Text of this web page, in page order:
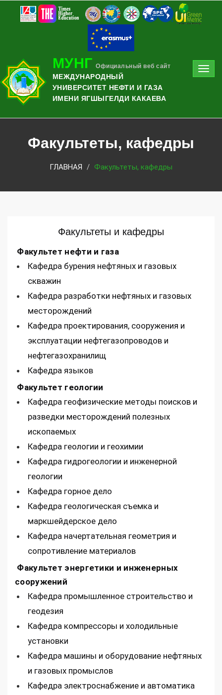
МУНГ Официальный веб сайт
МЕЖДУНАРОДНЫЙ
УНИВЕРСИТЕТ НЕФТИ И ГАЗА
ИМЕНИ ЯГШЫГЕЛДИ КАКАЕВА
Факультеты, кафедры
ГЛАВНАЯ Факультеты, кафедры
Факультеты и кафедры
Факультет нефти и газа
Кафедра бурения нефтяных и газовых
скважин
Кафедра разработки нефтяных и газовых
месторождений
Кафедра проектирования, сооружения и
эксплуатации нефтегазопроводов и
нефтегазохранилищ
Кафедра языков
Факультет геологии
Кафедра геофизические методы поисков и
разведки месторождений полезных
ископаемых
Кафедра геологии и геохимии
Кафедра гидрогеологии и инженерной
геологии
Кафедра горное дело
Кафедра геологическая съемка и
маркшейдерское дело
Кафедра начертательная геометрия и
сопротивление материалов
Факультет энергетики и инженерных
сооружений
Кафедра промышленное строительство и
геодезия
Кафедра компрессоры и холодильные
установки
Кафедра машины и оборудование нефтяных
и газовых промыслов
Кафедра электроснабжение и автоматика